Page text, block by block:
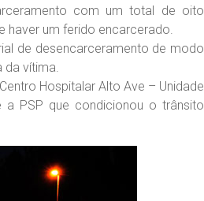
com um total de oito
haver um ferido encarcerado.
de desencarceramento de modo
da vítima.
Hospitalar Alto Ave – Unidade
a PSP que condicionou o trânsito